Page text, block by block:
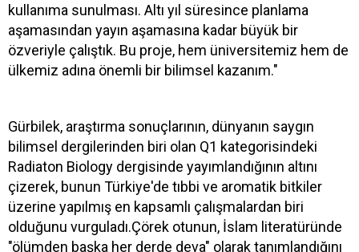
kullanıma sunulması. Altı yıl süresince planlama
aşamasından yayın aşamasına kadar büyük bir
özveriyle çalıştık. Bu proje, hem üniversitemiz hem de
ülkemiz adına önemli bir bilimsel kazanım."
Gürbilek, araştırma sonuçlarının, dünyanın saygın
bilimsel dergilerinden biri olan Q1 kategorisindeki
Radiaton Biology dergisinde yayımlandığının altını
çizerek, bunun Türkiye'de tıbbi ve aromatik bitkiler
üzerine yapılmış en kapsamlı çalışmalardan biri
olduğunu vurguladı.Çörek otunun, İslam literatüründe
"ölümden başka her derde deva" olarak tanımlandığını